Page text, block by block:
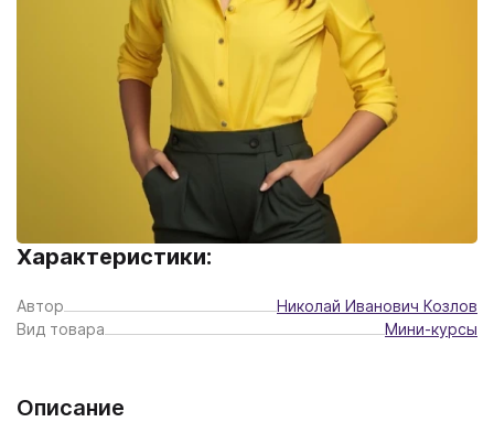
Характеристики:
Автор
Николай Иванович Козлов
Вид товара
Мини-курсы
Описание